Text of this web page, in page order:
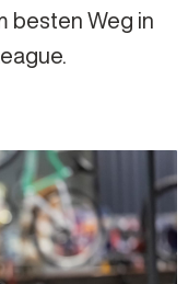
besten Weg in